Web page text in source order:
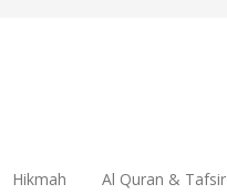
Hikmah Al Quran & Tafsir